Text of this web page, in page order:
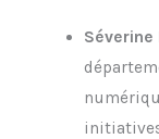
Séverine